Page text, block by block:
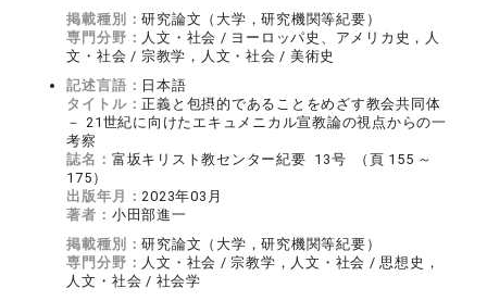
掲載種別：研究論文（大学，研究機関等紀要）
専門分野： 人文・社会 / ヨーロッパ史、アメリカ史，人
文・社会 / 宗教学，人文・社会 / 美術史
記述言語： 日本語
タイトル：正義と包摂的であることをめざす教会共同体
－ 21世紀に向けたエキュメニカル宣教論の視点からの一
考察
誌名： 富坂キリスト教センター紀要 13号 （頁 155 ～
175）
出版年月：2023年03月
著者： 小田部進一
掲載種別：研究論文（大学，研究機関等紀要）
専門分野： 人文・社会 / 宗教学，人文・社会 / 思想史，
人文・社会 / 社会学